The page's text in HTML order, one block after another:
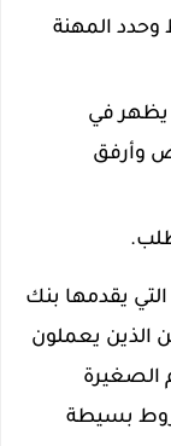
المهنة
يظهر في
وأرفق
يقدمها بنك
الذين يعملون
الصغيرة
بسيطة